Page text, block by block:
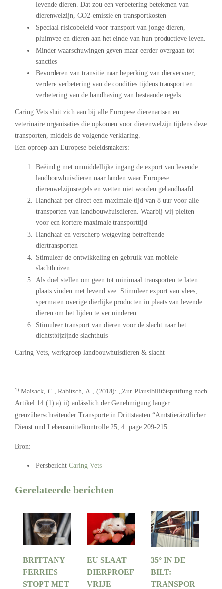
levende dieren. Dat zou een verbetering betekenen van
dierenwelzijn, CO2-emissie en transportkosten.
Speciaal risicobeleid voor transport van jonge dieren,
pluimvee en dieren aan het einde van hun productieve leven.
Minder waarschuwingen geven maar eerder overgaan tot
sancties
Bevorderen van transitie naar beperking van diervervoer,
verdere verbetering van de condities tijdens transport en
verbetering van de handhaving van bestaande regels.
Caring Vets sluit zich aan bij alle Europese dierenartsen en
veterinaire organisaties die opkomen voor dierenwelzijn tijdens deze
transporten, middels de volgende verklaring.
Een oproep aan Europese beleidsmakers:
Beëindig met onmiddellijke ingang de export van levende
landbouwhuisdieren naar landen waar Europese
dierenwelzijnsregels en wetten niet worden gehandhaafd
Handhaaf per direct een maximale tijd van 8 uur voor alle
transporten van landbouwhuisdieren. Waarbij wij pleiten
voor een kortere maximale transporttijd
Handhaaf en verscherp wetgeving betreffende
diertransporten
Stimuleer de ontwikkeling en gebruik van mobiele
slachthuizen
Als doel stellen om geen tot minimaal transporten te laten
plaats vinden met levend vee. Stimuleer export van vlees,
sperma en overige dierlijke producten in plaats van levende
dieren om het lijden te verminderen
Stimuleer transport van dieren voor de slacht naar het
dichtstbijzijnde slachthuis
Caring Vets, werkgroep landbouwhuisdieren & slacht
1) Maisack, C., Rabitsch, A., (2018): „Zur Plausibilitätsprüfung nach
Artikel 14 (1) a) ii) anlässlich der Genehmigung langer
grenzüberschreitender Transporte in Drittstaaten.“Amtstierärztlicher
Dienst und Lebensmittelkontrolle 25, 4. page 209-215
Bron:
Persbericht Caring Vets
Gerelateerde berichten
BRITTANY
FERRIES
STOPT MET
EU SLAAT
DIERPROEF
VRIJE
35° IN DE
BILT:
TRANSPOR